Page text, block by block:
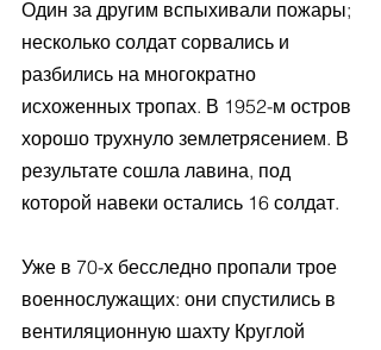
Один за другим вспыхивали пожары;
несколько солдат сорвались и
разбились на многократно
исхоженных тропах. В 1952-м остров
хорошо трухнуло землетрясением. В
результате сошла лавина, под
которой навеки остались 16 солдат.
Уже в 70-х бесследно пропали трое
военнослужащих: они спустились в
вентиляционную шахту Круглой